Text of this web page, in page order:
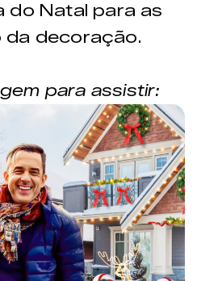
do Natal para as
da decoração.
para assistir: